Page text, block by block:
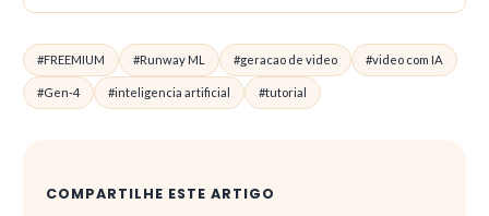
#FREEMIUM #Runway ML #geracao de video #video com IA
#Gen-4 #inteligencia artificial #tutorial
COMPARTILHE ESTE ARTIGO